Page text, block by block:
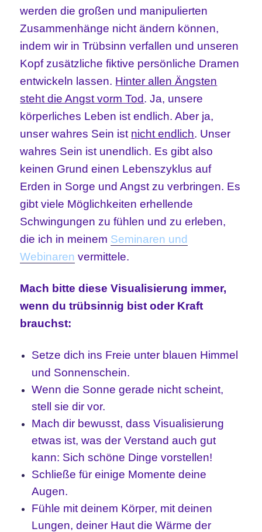
werden die großen und manipulierten
Zusammenhänge nicht ändern können,
indem wir in Trübsinn verfallen und unseren
Kopf zusätzliche fiktive persönliche Dramen
entwickeln lassen. Hinter allen Ängsten
steht die Angst vorm Tod. Ja, unsere
körperliches Leben ist endlich. Aber ja,
unser wahres Sein ist nicht endlich. Unser
wahres Sein ist unendlich. Es gibt also
keinen Grund einen Lebenszyklus auf
Erden in Sorge und Angst zu verbringen. Es
gibt viele Möglichkeiten erhellende
Schwingungen zu fühlen und zu erleben,
die ich in meinem Seminaren und
Webinaren vermittele.
Mach bitte diese Visualisierung immer,
wenn du trübsinnig bist oder Kraft
brauchst:
Setze dich ins Freie unter blauen Himmel
und Sonnenschein.
Wenn die Sonne gerade nicht scheint,
stell sie dir vor.
Mach dir bewusst, dass Visualisierung
etwas ist, was der Verstand auch gut
kann: Sich schöne Dinge vorstellen!
Schließe für einige Momente deine
Augen.
Fühle mit deinem Körper, mit deinen
Lungen, deiner Haut die Wärme der